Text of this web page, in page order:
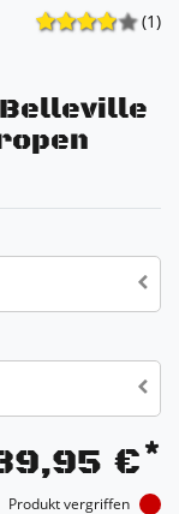
(1)
€*
Produkt vergriffen